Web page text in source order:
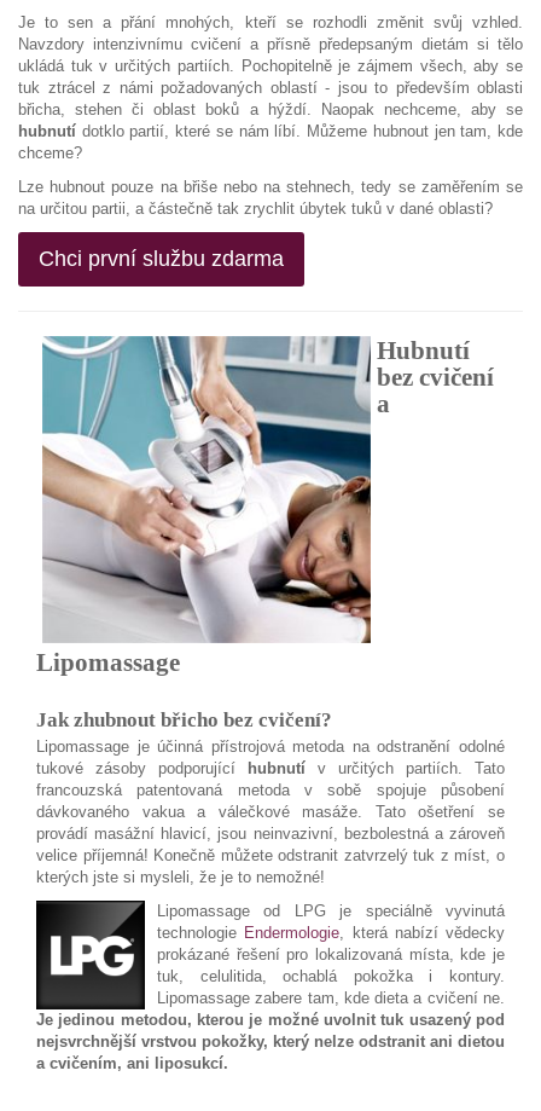
Je to sen a přání mnohých, kteří se rozhodli změnit svůj vzhled.
Navzdory intenzivnímu cvičení a přísně předepsaným dietám si tělo
ukládá tuk v určitých partiích. Pochopitelně je zájmem všech, aby se
tuk ztrácel z námi požadovaných oblastí - jsou to především oblasti
břicha, stehen či oblast boků a hýždí. Naopak nechceme, aby se
hubnutí dotklo partií, které se nám líbí. Můžeme hubnout jen tam, kde
chceme?
Lze hubnout pouze na břiše nebo na stehnech, tedy se zaměřením se
na určitou partii, a částečně tak zrychlit úbytek tuků v dané oblasti?
Chci první službu zdarma
Hubnutí
bez cvičení
a
Lipomassage
Jak zhubnout břicho bez cvičení?
Lipomassage je účinná přístrojová metoda na odstranění odolné
tukové zásoby podporující
hubnutí v určitých partiích. Tato
francouzská patentovaná metoda v sobě spojuje působení
dávkovaného vakua a válečkové masáže. Tato ošetření se
provádí masážní hlavicí, jsou neinvazivní, bezbolestná a zároveň
velice příjemná! Konečně můžete odstranit zatvrzelý tuk z míst, o
kterých jste si mysleli, že je to nemožné!
Lipomassage od LPG je speciálně vyvinutá
technologie Endermologie, která nabízí vědecky
prokázané řešení pro lokalizovaná místa, kde je
tuk, celulitida, ochablá pokožka i kontury.
Lipomassage zabere tam, kde dieta a cvičení ne.
Je jedinou metodou, kterou je možné uvolnit tuk usazený pod
nejsvrchnější vrstvou pokožky, který nelze odstranit ani dietou
a cvičením, ani liposukcí.